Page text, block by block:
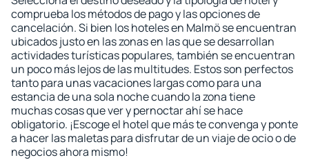
comprueba los métodos de pago y las opciones de
cancelación. Si bien los hoteles en Malmö se encuentran
ubicados justo en las zonas en las que se desarrollan
actividades turísticas populares, también se encuentran
un poco más lejos de las multitudes. Estos son perfectos
tanto para unas vacaciones largas como para una
estancia de una sola noche cuando la zona tiene
muchas cosas que ver y pernoctar ahí se hace
obligatorio. ¡Escoge el hotel que más te convenga y ponte
a hacer las maletas para disfrutar de un viaje de ocio o de
negocios ahora mismo!